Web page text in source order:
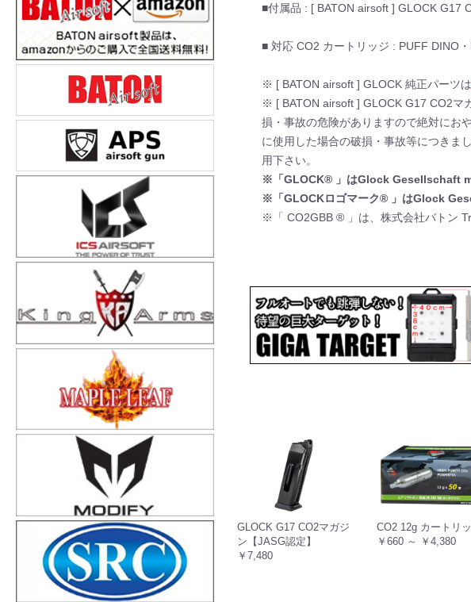
■付属品 : [ BATON airsoft ] GLOCK G17
■ 対応 CO2 カートリッジ : PUFF DINO
※ [ BATON airsoft ] GLOCK 純正パーツは
※ [ BATON airsoft ] GLOCK G17 CO2マ
損・事故の危険がありますので絶対にお
に使用した場合の破損・事故等につきま
用下さい。
※「GLOCK® 」はGlock Gesellschaft
※「GLOCKロゴマーク® 」はGlock
※「 CO2GBB ® 」は、株式会社バトン
GLOCK G17 CO2マガジ
ン【JASG認定】
￥7,480
CO2 12g カートリ
￥660 ～ ￥4,380